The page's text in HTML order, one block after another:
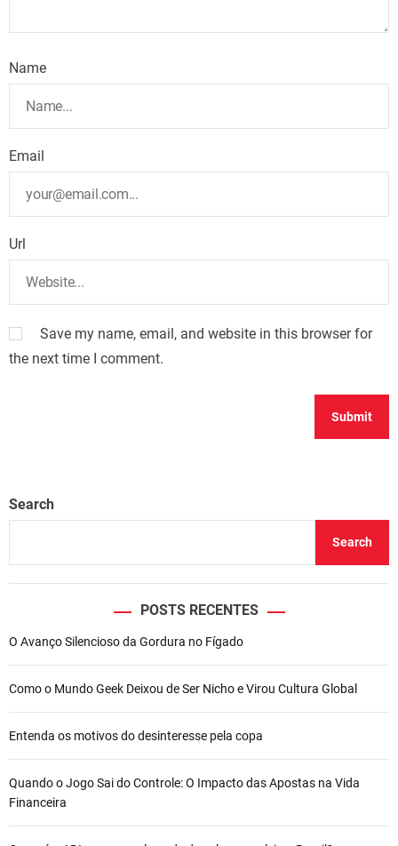
Name
Email
Url
Save my name, email, and website in this browser for
the next time I comment.
Search
Search
POSTS RECENTES
O Avanço Silencioso da Gordura no Fígado
Como o Mundo Geek Deixou de Ser Nicho e Virou Cultura Global
Entenda os motivos do desinteresse pela copa
Quando o Jogo Sai do Controle: O Impacto das Apostas na Vida
Financeira